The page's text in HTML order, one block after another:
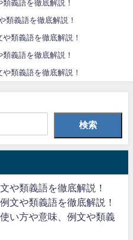
義語を徹底解説！
類義語を徹底解説！
類義語を徹底解説！
義語を徹底解説！
類義語を徹底解説！
検索
や類義語を徹底解説！
文や類義語を徹底解説！
い方や意味、例文や類義